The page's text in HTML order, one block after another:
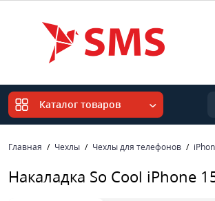
Каталог товаров
Главная Чехлы Чехлы для телефонов
Накаладка So Cool iPhone